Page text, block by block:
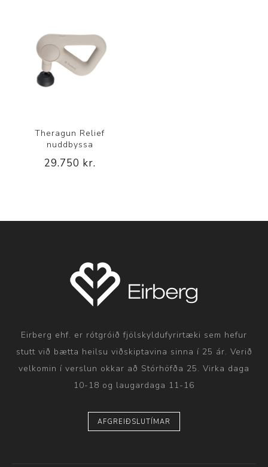
Theragun Relief
nuddbyssa
29.750 kr.
Eirberg ehf. er rótgróið fjölskyldufyrirtæki sem hefur
stutt við bætta heilsu viðskiptavina sinna í 25 ár. Verið
velkomin í verslun okkar að Stórhöfða 25. Virka daga
10-18 og laugardaga 11-16
AFGREIÐSLUTÍMAR